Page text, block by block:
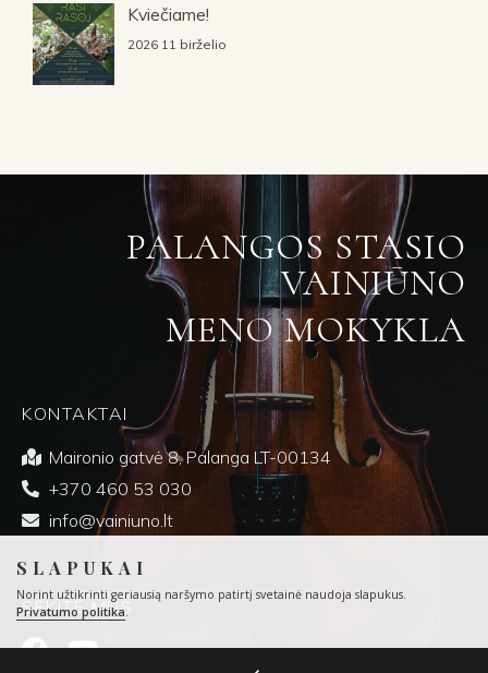
SLAPUKAI
Norint užtikrinti geriausią naršymo patirtį svetainė naudoja slapukus.
Privatumo politika.
Kviečiame!
2026 11 birželio
PALANGOS STASIO
VAINIŪNO
MENO MOKYKLA
KONTAKTAI
Maironio gatvė 8, Palanga LT-00134
+370 460 53 030
info@vainiuno.lt
SEKITE MUS